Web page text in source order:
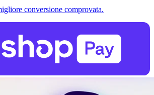
conversione comprovata.